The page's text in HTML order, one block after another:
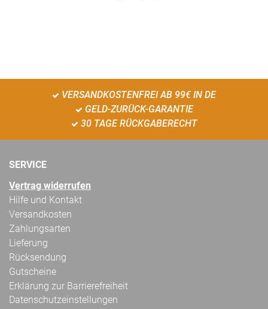
VERSANDKOSTENFREI AB 99€ IN DE
GELD-ZURÜCK-GARANTIE
30 TAGE RÜCKGABERECHT
SERVICE
Vertrag widerrufen
Hilfe und Kontakt
Versandkosten
Zahlungsarten
Lieferung
Rücksendung
Gutscheine
Erklärung zur Barrierefreiheit
Datenschutzeinstellungen